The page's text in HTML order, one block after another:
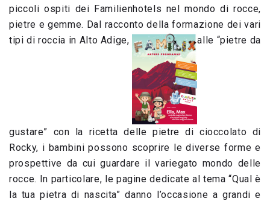
piccoli ospiti dei Familienhotels nel mondo di rocce,
pietre e gemme. Dal racconto della formazione dei vari
tipi di roccia in Alto Adige,
alle “pietre da
gustare” con la ricetta delle pietre di cioccolato di
Rocky, i bambini possono scoprire le diverse forme e
prospettive da cui guardare il variegato mondo delle
rocce. In particolare, le pagine dedicate al tema “Qual è
la tua pietra di nascita” danno l’occasione a grandi e